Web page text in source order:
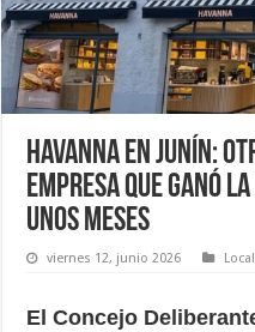
Havanna en Junín:
empresa que ganó
unos meses
viernes 12, junio 2026
El Concejo